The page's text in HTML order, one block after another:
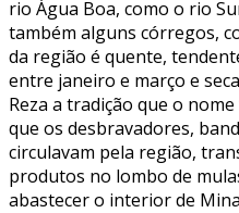
rio Água Boa, como o rio
também alguns córregos,
da região é quente,
entre janeiro e março e
Reza a tradição que o
que os desbravadores,
circulavam pela região,
produtos no lombo de
abastecer o interior de